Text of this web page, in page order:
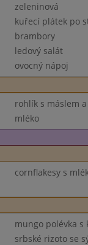
zeleninová
kuřecí plátek po
brambory
ledový salát
ovocný nápoj
rohlík s máslem
mléko
cornflakesy s
mungo polévka s
srbské rizoto se